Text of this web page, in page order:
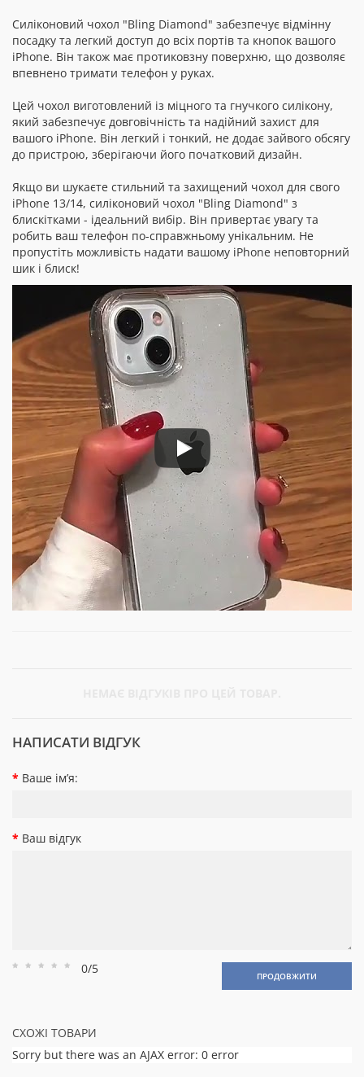
Силіконовий чохол "Bling Diamond" забезпечує відмінну
посадку та легкий доступ до всіх портів та кнопок вашого
iPhone. Він також має протиковзну поверхню, що дозволяє
впевнено тримати телефон у руках.
Цей чохол виготовлений із міцного та гнучкого силікону,
який забезпечує довговічність та надійний захист для
вашого iPhone. Він легкий і тонкий, не додає зайвого обсягу
до пристрою, зберігаючи його початковий дизайн.
Якщо ви шукаєте стильний та захищений чохол для свого
iPhone 13/14, силіконовий чохол "Bling Diamond" з
блискітками - ідеальний вибір. Він привертає увагу та
робить ваш телефон по-справжньому унікальним. Не
пропустіть можливість надати вашому iPhone неповторний
шик і блиск!
НАПИСАТИ ВІДГУК
Ваше ім’я:
Ваш відгук
Рейтинг
Рейтинг
Рейтинг
Рейтинг
Рейтинг
0/5 ПРОДОВЖИТИ
СХОЖІ ТОВАРИ
Sorry but there was an AJAX error: 0 error